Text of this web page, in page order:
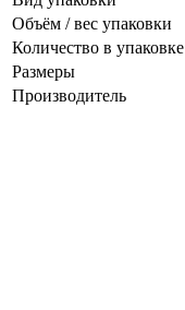
Объём / вес упаковки
Количество в упаковке
Размеры
Производитель